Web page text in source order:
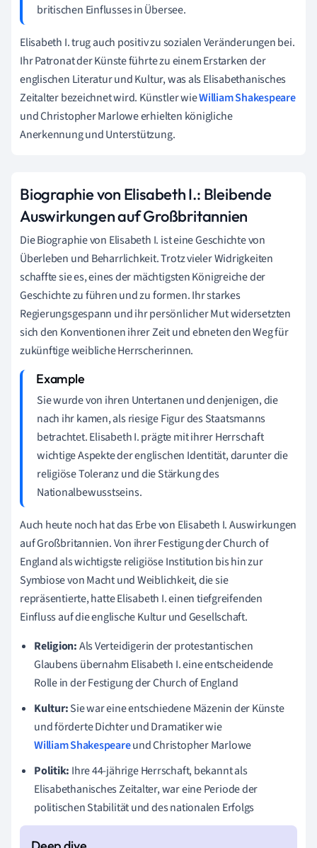
britischen Einflusses in Übersee.
Elisabeth I. trug auch positiv zu sozialen Veränderungen bei.
Ihr Patronat der Künste führte zu einem Erstarken der
englischen Literatur und Kultur, was als Elisabethanisches
Zeitalter bezeichnet wird. Künstler wieWilliam Shakespeare
und Christopher Marlowe erhielten königliche
Anerkennung und Unterstützung.
Biographie von Elisabeth I.: Bleibende
Auswirkungen auf Großbritannien
Die Biographie von Elisabeth I. ist eine Geschichte von
Überleben und Beharrlichkeit. Trotz vieler Widrigkeiten
schaffte sie es, eines der mächtigsten Königreiche der
Geschichte zu führen und zu formen. Ihr starkes
Regierungsgespann und ihr persönlicher Mut widersetzten
sich den Konventionen ihrer Zeit und ebneten den Weg für
zukünftige weibliche Herrscherinnen.
Sie wurde von ihren Untertanen und denjenigen, die
nach ihr kamen, als riesige Figur des Staatsmanns
betrachtet. Elisabeth I. prägte mit ihrer Herrschaft
wichtige Aspekte der englischen Identität, darunter die
religiöse Toleranz und die Stärkung des
Nationalbewusstseins.
Auch heute noch hat das Erbe von Elisabeth I. Auswirkungen
auf Großbritannien. Von ihrer Festigung der Church of
England als wichtigste religiöse Institution bis hin zur
Symbiose von Macht und Weiblichkeit, die sie
repräsentierte, hatte Elisabeth I. einen tiefgreifenden
Einfluss auf die englische Kultur und Gesellschaft.
Religion:Als Verteidigerin der protestantischen
Glaubens übernahm Elisabeth I. eine entscheidende
Rolle in der Festigung der Church of England
Kultur:Sie war eine entschiedene Mäzenin der Künste
und förderte Dichter und Dramatiker wie
William Shakespeareund Christopher Marlowe
Politik: Ihre 44-jährige Herrschaft, bekannt als
Elisabethanisches Zeitalter, war eine Periode der
politischen Stabilität und des nationalen Erfolgs